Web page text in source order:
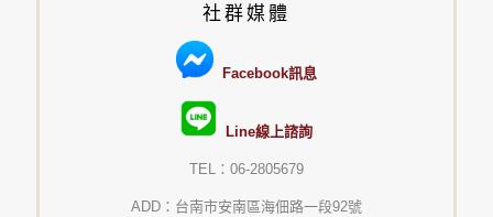
社群媒體
Facebook訊息
Line線上諮詢
TEL：06-2805679
ADD：台南市安南區海佃路一段92號